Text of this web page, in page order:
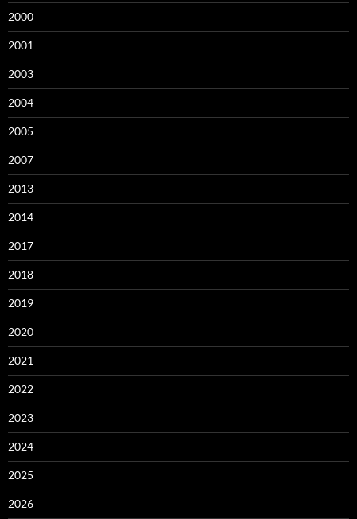
2000
2001
2003
2004
2005
2007
2013
2014
2017
2018
2019
2020
2021
2022
2023
2024
2025
2026